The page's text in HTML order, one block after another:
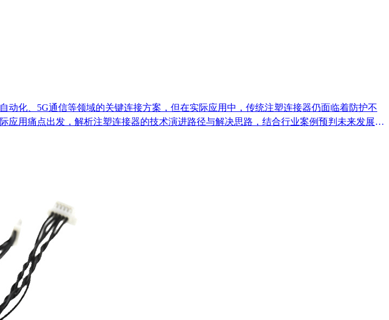
化、5G通信等领域的关键连接方案，但在实际应用中，传统注塑连接器仍面临着防护不
用痛点出发，解析注塑连接器的技术演进路径与解决思路，结合行业案例预判未来发展趋